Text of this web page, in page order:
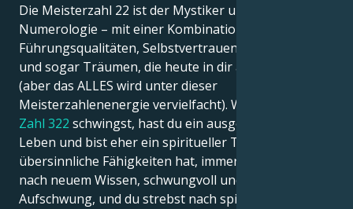
Die Meisterzahl 22 ist der Mystiker und Visionär der
Numerologie – mit einer Kombination aus
Führungsqualitäten, Selbstvertrauen, Inspiration
und sogar Träumen, die heute in dir auftauchen
(aber das ALLES wird unter dieser
Meisterzahlenenergie vervielfacht). Wenn du mit der
Zahl 322 schwingst, hast du ein ausgeglichenes
Leben und bist eher ein spiritueller Typ, der
übersinnliche Fähigkeiten hat, immer auf der Suche
nach neuem Wissen, schwungvoll und im
Aufschwung, und du strebst nach spirituellem